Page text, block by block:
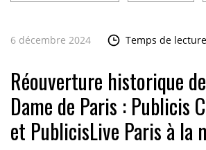
6 décembre 2024 Temps de
Réouverture historique
Dame de Paris : Publicis
et PublicisLive Paris à la